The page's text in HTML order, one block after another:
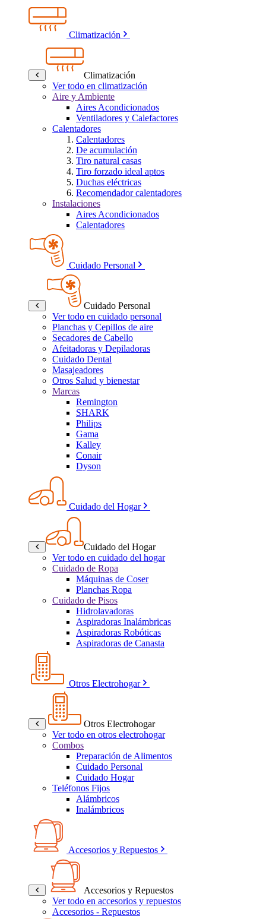
Climatización
Climatización
Ver todo en climatización
Aire y Ambiente
Aires Acondicionados
Ventiladores y Calefactores
Calentadores
Calentadores
De acumulación
Tiro natural casas
Tiro forzado ideal aptos
Duchas eléctricas
Recomendador calentadores
Instalaciones
Aires Acondicionados
Calentadores
Cuidado Personal
Cuidado Personal
Ver todo en cuidado personal
Planchas y Cepillos de aire
Secadores de Cabello
Afeitadoras y Depiladoras
Cuidado Dental
Masajeadores
Otros Salud y bienestar
Marcas
Remington
SHARK
Philips
Gama
Kalley
Conair
Dyson
Cuidado del Hogar
Cuidado del Hogar
Ver todo en cuidado del hogar
Cuidado de Ropa
Máquinas de Coser
Planchas Ropa
Cuidado de Pisos
Hidrolavadoras
Aspiradoras Inalámbricas
Aspiradoras Robóticas
Aspiradoras de Canasta
Otros Electrohogar
Otros Electrohogar
Ver todo en otros electrohogar
Combos
Preparación de Alimentos
Cuidado Personal
Cuidado Hogar
Teléfonos Fijos
Alámbricos
Inalámbricos
Accesorios y Repuestos
Accesorios y Repuestos
Ver todo en accesorios y repuestos
Accesorios - Repuestos